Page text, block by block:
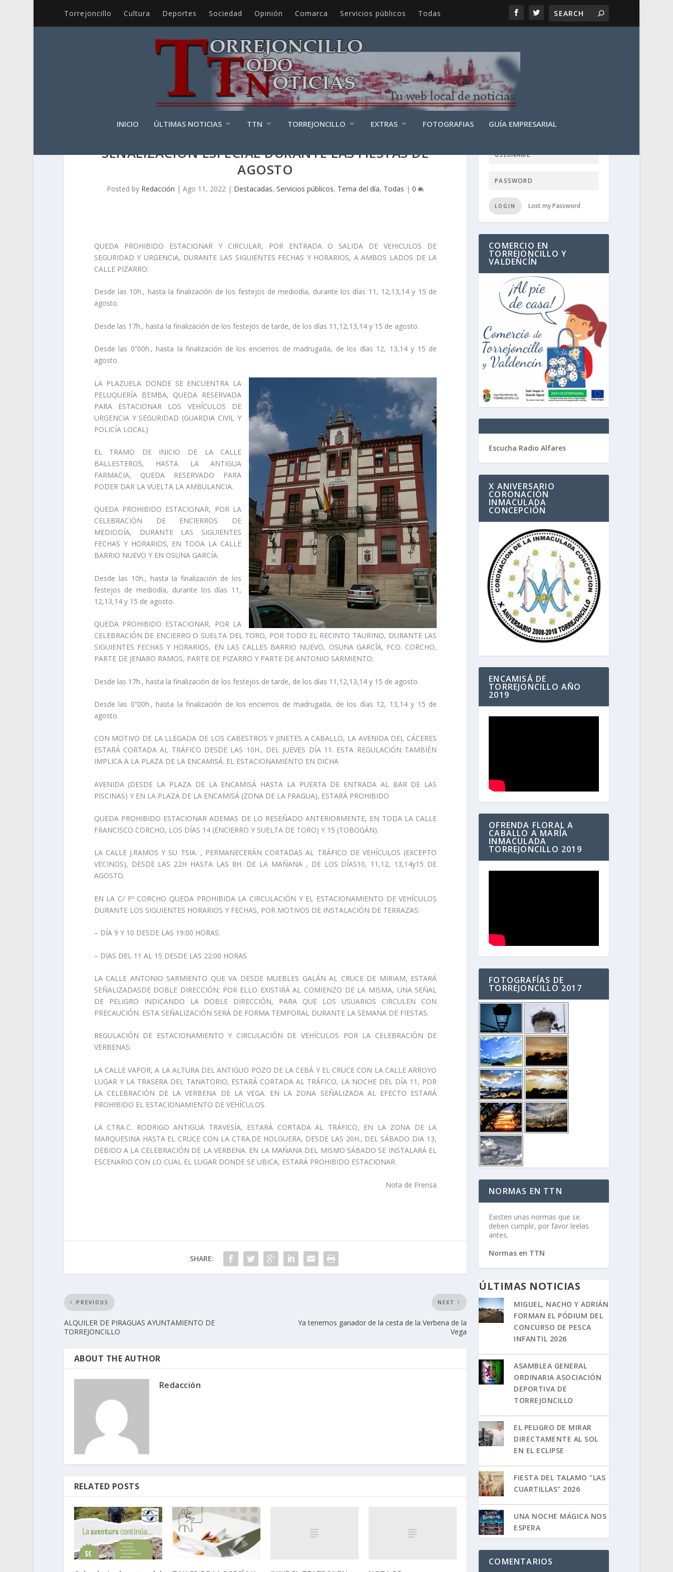
Torrejoncillo Cultura Deportes Sociedad Opinión Comarca Servicios públicos Todas
INICIO ÚLTIMAS NOTICIAS TTN TORREJONCILLO EXTRAS FOTOGRAFIAS GUÍA EMPRESARIAL
SEÑALIZACIÓN ESPECIAL DURANTE LAS FIESTAS DE
AGOSTO
Posted by Redacción | Ago 11, 2022| Destacadas, Servicios públicos, Tema del día, Todas | 0
QUEDA PROHIBIDO ESTACIONAR Y CIRCULAR, POR ENTRADA O SALIDA DE VEHICULOS DE
SEGURIDAD Y URGENCIA, DURANTE LAS SIGUIENTES FECHAS Y HORARIOS, A AMBOS LADOS DE LA
CALLE PIZARRO:
Desde las 10h., hasta la finalización de los festejos de mediodía, durante los días 11, 12,13,14 y 15 de
agosto.
Desde las 17h., hasta la finalización de los festejos de tarde, de los días 11,12,13,14 y 15 de agosto.
Desde las 0”00h., hasta la finalización de los encierros de madrugada, de los días 12, 13,14 y 15 de
agosto.
LA PLAZUELA DONDE SE ENCUENTRA LA
PELUQUERÍA BEMBA, QUEDA RESERVADA
PARA ESTACIONAR LOS VEHÍCULOS DE
URGENCIA Y SEGURIDAD (GUARDIA CIVIL Y
POLICÍA LOCAL)
EL TRAMO DE INICIO DE LA CALLE
BALLESTEROS, HASTA LA ANTIGUA
FARMACIA, QUEDA RESERVADO PARA
PODER DAR LA VUELTA LA AMBULANCIA.
QUEDA PROHIBIDO ESTACIONAR, POR LA
CELEBRACIÓN DE ENCIERROS DE
MEDIODÍA, DURANTE LAS SIGUIENTES
FECHAS Y HORARIOS, EN TODA LA CALLE
BARRIO NUEVO Y EN OSUNA GARCÍA:
Desde las 10h., hasta la finalización de los
festejos de mediodía, durante los días 11,
12,13,14 y 15 de agosto.
QUEDA PROHIBIDO ESTACIONAR, POR LA
CELEBRACIÓN DE ENCIERRO O SUELTA DEL TORO, POR TODO EL RECINTO TAURINO, DURANTE LAS
SIGUIENTES FECHAS Y HORARIOS, EN LAS CALLES BARRIO NUEVO, OSUNA GARCÍA, FCO. CORCHO,
PARTE DE JENARO RAMOS, PARTE DE PIZARRO Y PARTE DE ANTONIO SARMIENTO:
Desde las 17h., hasta la finalización de los festejos de tarde, de los días 11,12,13,14 y 15 de agosto.
Desde las 0”00h., hasta la finalización de los encierros de madrugada, de los días 12, 13,14 y 15 de
agosto.
CON MOTIVO DE LA LLEGADA DE LOS CABESTROS Y JINETES A CABALLO, LA AVENIDA DEL CÁCERES
ESTARÁ CORTADA AL TRÁFICO DESDE LAS 10H., DEL JUEVES DÍA 11. ESTA REGULACIÓN TAMBIÉN
IMPLICA A LA PLAZA DE LA ENCAMISÁ. EL ESTACIONAMIENTO EN DICHA
AVENIDA (DESDE LA PLAZA DE LA ENCAMISÁ HASTA LA PUERTA DE ENTRADA AL BAR DE LAS
PISCINAS) Y EN LA PLAZA DE LA ENCAMISÁ (ZONA DE LA FRAGUA), ESTARÁ PROHIBIDO
QUEDA PROHIBIDO ESTACIONAR ADEMAS DE LO RESEÑADO ANTERIORMENTE, EN TODA LA CALLE
FRANCISCO CORCHO, LOS DÍAS 14 (ENCIERRO Y SUELTA DE TORO) Y 15 (TOBOGÁN).
LA CALLE J.RAMOS Y SU TSIA. , PERMANECERÁN CORTADAS AL TRÁFICO DE VEHÍCULOS (EXCEPTO
VECINOS), DESDE LAS 22H HASTA LAS 8H. DE LA MAÑANA , DE LOS DÍAS10, 11,12, 13,14y15 DE
AGOSTO.
EN LA C/ Fº CORCHO QUEDA PROHIBIDA LA CIRCULACIÓN Y EL ESTACIONAMIENTO DE VEHÍCULOS
DURANTE LOS SIGUIENTES HORARIOS Y FECHAS, POR MOTIVOS DE INSTALACIÓN DE TERRAZAS:
– DÍA 9 Y 10 DESDE LAS 19:00 HORAS.
– DIAS DEL 11 AL 15 DESDE LAS 22:00 HORAS
LA CALLE ANTONIO SARMIENTO QUE VA DESDE MUEBLES GALÁN AL CRUCE DE MIRIAM, ESTARÁ
SEÑALIZADASDE DOBLE DIRECCIÓN; POR ELLO EXISTIRÁ AL COMIENZO DE LA MISMA, UNA SEÑAL
DE PELIGRO INDICANDO LA DOBLE DIRECCIÓN, PARA QUE LOS USUARIOS CIRCULEN CON
PRECAUCIÓN. ESTA SEÑALIZACIÓN SERÁ DE FORMA TEMPORAL DURANTE LA SEMANA DE FIESTAS.
REGULACIÓN DE ESTACIONAMIENTO Y CIRCULACIÓN DE VEHÍCULOS POR LA CELEBRACIÓN DE
VERBENAS:
LA CALLE VAPOR, A LA ALTURA DEL ANTIGUO POZO DE LA CEBÁ Y EL CRUCE CON LA CALLE ARROYO
LUGAR Y LA TRASERA DEL TANATORIO, ESTARÁ CORTADA AL TRÁFICO, LA NOCHE DEL DÍA 11, POR
LA CELEBRACIÓN DE LA VERBENA DE LA VEGA. EN LA ZONA SEÑALIZADA AL EFECTO ESTARÁ
PROHIBIDO EL ESTACIONAMIENTO DE VEHÍCULOS.
LA CTRA.C. RODRIGO ANTIGUA TRAVESÍA, ESTARÁ CORTADA AL TRÁFICO, EN LA ZONA DE LA
MARQUESINA HASTA EL CRUCE CON LA CTRA.DE HOLGUERA, DESDE LAS 20H., DEL SÁBADO DIA 13,
DEBIDO A LA CELEBRACIÓN DE LA VERBENA. EN LA MAÑANA DEL MISMO SÁBADO SE INSTALARÁ EL
ESCENARIO CON LO CUAL EL LUGAR DONDE SE UBICA, ESTARÁ PROHIBIDO ESTACIONAR.
Nota de Prensa
SHARE:
PREVIOUS
ALQUILER DE PIRAGUAS AYUNTAMIENTO DE
TORREJONCILLO
NEXT
Ya tenemos ganador de la cesta de la Verbena de la
Vega
ABOUT THE AUTHOR
Redacción
RELATED POSTS
LOGIN USER TTN
LOGIN Lost my Password
COMERCIO EN
TORREJONCILLO Y
VALDENCÍN
Escucha Radio Alfares
X ANIVERSARIO
CORONACIÓN
INMACULADA
CONCEPCIÓN
ENCAMISÁ DE
TORREJONCILLO AÑO
2019
OFRENDA FLORAL A
CABALLO A MARÍA
INMACULADA
TORREJONCILLO 2019
FOTOGRAFÍAS DE
TORREJONCILLO 2017
NORMAS EN TTN
Existen unas normas que se
deben cumplir, por favor leelas
antes.
Normas en TTN
ÚLTIMAS NOTICIAS
MIGUEL, NACHO Y ADRIÁN
FORMAN EL PÓDIUM DEL
CONCURSO DE PESCA
INFANTIL 2026
ASAMBLEA GENERAL
ORDINARIA ASOCIACIÓN
DEPORTIVA DE
TORREJONCILLO
EL PELIGRO DE MIRAR
DIRECTAMENTE AL SOL
EN EL ECLIPSE
FIESTA DEL TALAMO "LAS
CUARTILLAS" 2026
UNA NOCHE MÁGICA NOS
ESPERA
COMENTARIOS